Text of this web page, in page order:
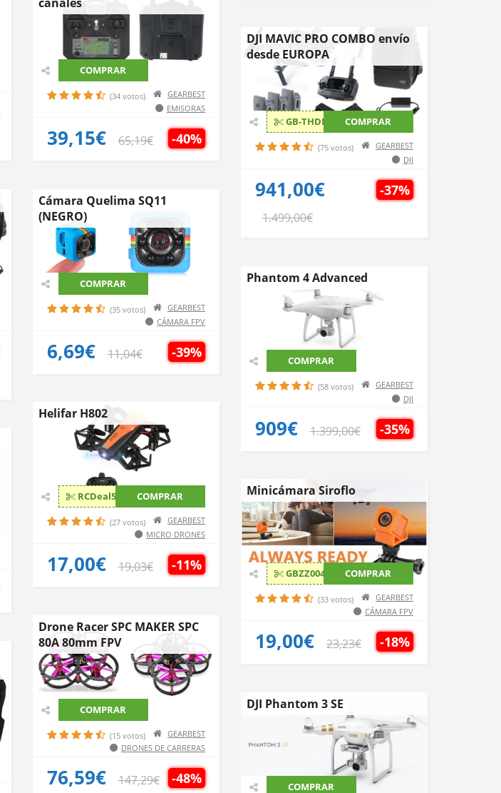
COMPRAR
(34 votos)
GEARBEST
EMISORAS
-40%
39,15€ 65,19€
DJI MAVIC PRO COMBO envío
desde EUROPA
GB-THDMPT COMPRAR
(75 votos)
GEARBEST
DJI
-37%
941,00€
1.499,00€
Cámara Quelima SQ11
(NEGRO)
COMPRAR
(35 votos)
GEARBEST
CÁMARA FPV
-39%
6,69€ 11,04€
Phantom 4 Advanced
COMPRAR
(58 votos)
GEARBEST
DJI
-35%
909€ 1.399,00€
Helifar H802
RCDeal59 COMPRAR
(27 votos)
GEARBEST
MICRO DRONES
-11%
17,00€ 19,03€
Minicámara Siroflo
GBZZ004 COMPRAR
(33 votos)
GEARBEST
CÁMARA FPV
-18%
19,00€ 23,23€
Drone Racer SPC MAKER SPC
80A 80mm FPV
COMPRAR
(15 votos)
GEARBEST
DRONES DE CARRERAS
-48%
76,59€ 147,29€
DJI Phantom 3 SE
COMPRAR